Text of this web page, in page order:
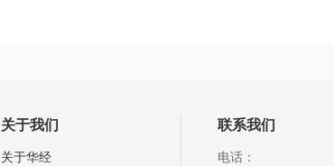
关于我们
关于华经
联系我们
电话：